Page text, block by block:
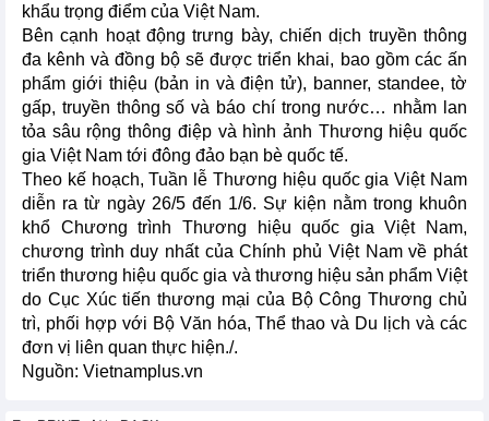
khẩu trọng điểm của Việt Nam.
Bên cạnh hoạt động trưng bày, chiến dịch truyền thông
đa kênh và đồng bộ sẽ được triển khai, bao gồm các ấn
phẩm giới thiệu (bản in và điện tử), banner, standee, tờ
gấp, truyền thông số và báo chí trong nước… nhằm lan
tỏa sâu rộng thông điệp và hình ảnh Thương hiệu quốc
gia Việt Nam tới đông đảo bạn bè quốc tế.
Theo kế hoạch, Tuần lễ Thương hiệu quốc gia Việt Nam
diễn ra từ ngày 26/5 đến 1/6. Sự kiện nằm trong khuôn
khổ Chương trình Thương hiệu quốc gia Việt Nam,
chương trình duy nhất của Chính phủ Việt Nam về phát
triển thương hiệu quốc gia và thương hiệu sản phẩm Việt
do Cục Xúc tiến thương mại của Bộ Công Thương chủ
trì, phối hợp với Bộ Văn hóa, Thể thao và Du lịch và các
đơn vị liên quan thực hiện./.
Nguồn: Vietnamplus.vn